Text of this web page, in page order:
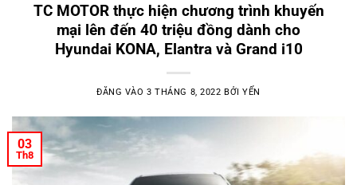
TC MOTOR thực hiện chương trình khuyến
mại lên đến 40 triệu đồng dành cho
Hyundai KONA, Elantra và Grand i10
ĐĂNG VÀO3 THÁNG 8, 2022 BỞIYẾN
03
Th8